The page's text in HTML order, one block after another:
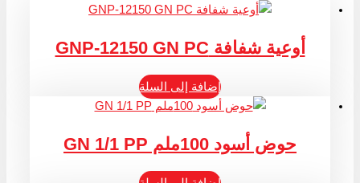
أوعية شفافة GNP-12150 GN PC
إضافة إلى السلة
حوض أسود 100ملم GN 1/1 PP